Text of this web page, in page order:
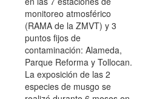
monitoreo atmosférico
(RAMA de la ZMVT) y 3
puntos fijos de
contaminación: Alameda,
Parque Reforma y Tollocan.
La exposición de las 2
especies de musgo se